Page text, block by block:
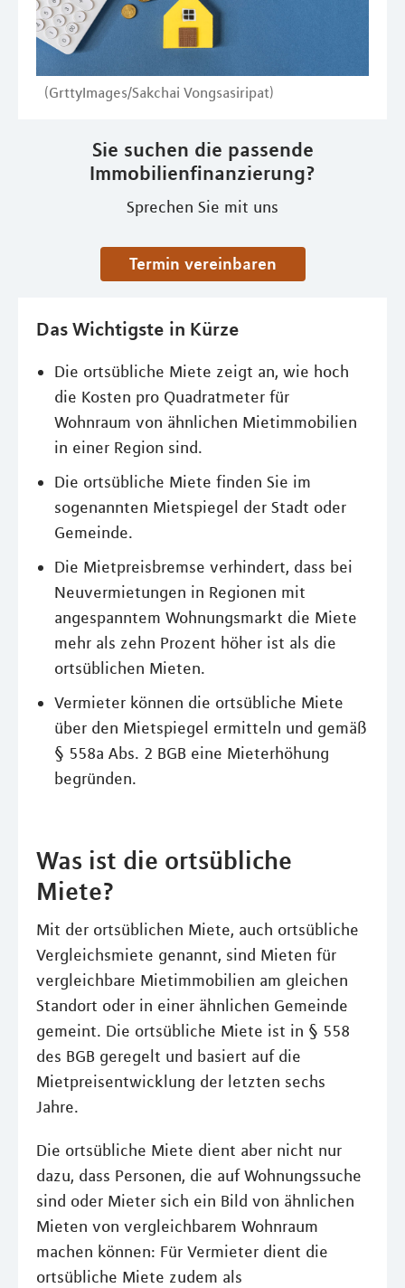
(GrttyImages/Sakchai Vongsasiripat)
Sie suchen die passende
Immobilienfinanzierung?
Sprechen Sie mit uns
Termin vereinbaren
Das Wichtigste in Kürze
Die ortsübliche Miete zeigt an, wie hoch
die Kosten pro Quadratmeter für
Wohnraum von ähnlichen Mietimmobilien
in einer Region sind.
Die ortsübliche Miete finden Sie im
sogenannten Mietspiegel der Stadt oder
Gemeinde.
Die Mietpreisbremse verhindert, dass bei
Neuvermietungen in Regionen mit
angespanntem Wohnungsmarkt die Miete
mehr als zehn Prozent höher ist als die
ortsüblichen Mieten.
Vermieter können die ortsübliche Miete
über den Mietspiegel ermitteln und gemäß
§ 558a Abs. 2 BGB eine Mieterhöhung
begründen.
Was ist die ortsübliche
Miete?
Mit der ortsüblichen Miete, auch ortsübliche
Vergleichsmiete genannt, sind Mieten für
vergleichbare Mietimmobilien am gleichen
Standort oder in einer ähnlichen Gemeinde
gemeint. Die ortsübliche Miete ist in § 558
des BGB geregelt und basiert auf die
Mietpreisentwicklung der letzten sechs
Jahre.
Die ortsübliche Miete dient aber nicht nur
dazu, dass Personen, die auf Wohnungssuche
sind oder Mieter sich ein Bild von ähnlichen
Mieten von vergleichbarem Wohnraum
machen können: Für Vermieter dient die
ortsübliche Miete zudem als